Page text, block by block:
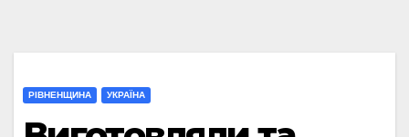
РІВНЕНЩИНА УКРАЇНА